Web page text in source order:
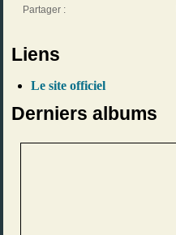
Partager :
Liens
Le site officiel
Derniers albums